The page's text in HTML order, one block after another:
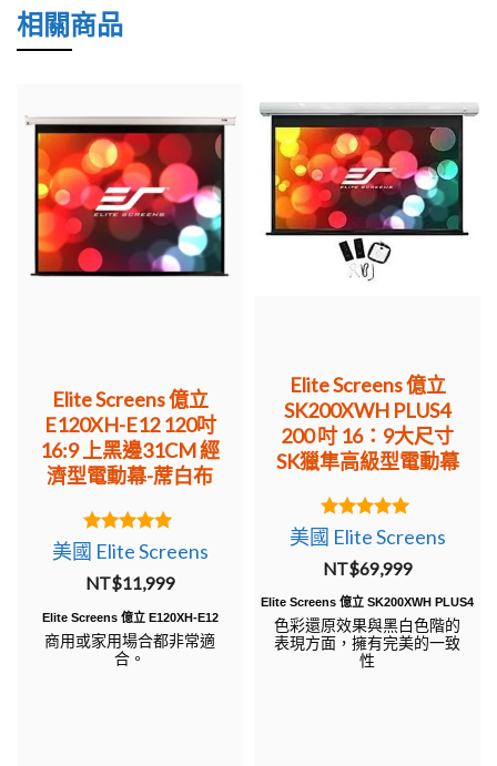
相關商品
Elite Screens 億立
E120XH-E12 120吋
16:9 上黑邊31CM 經
濟型電動幕-蓆白布
5.00
out of 5
美國 Elite Screens
NT$11,999
Elite Screens 億立 E120XH-E12
商用或家用場合都非常適
合。
Elite Screens 億立
SK200XWH PLUS4
200 吋 16：9大尺寸
SK獵隼高級型電動幕
5.00
out of 5
美國 Elite Screens
NT$69,999
Elite Screens 億立 SK200XWH PLUS4
色彩還原效果與黑白色階的
表現方面，擁有完美的一致
性